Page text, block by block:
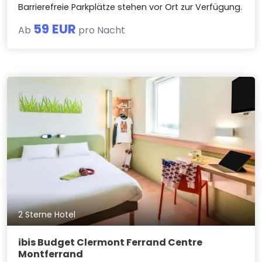
Barrierefreie Parkplätze stehen vor Ort zur Verfügung.
Ab 59 EUR pro Nacht
2 Sterne Hotel
ibis Budget Clermont Ferrand Centre
Montferrand